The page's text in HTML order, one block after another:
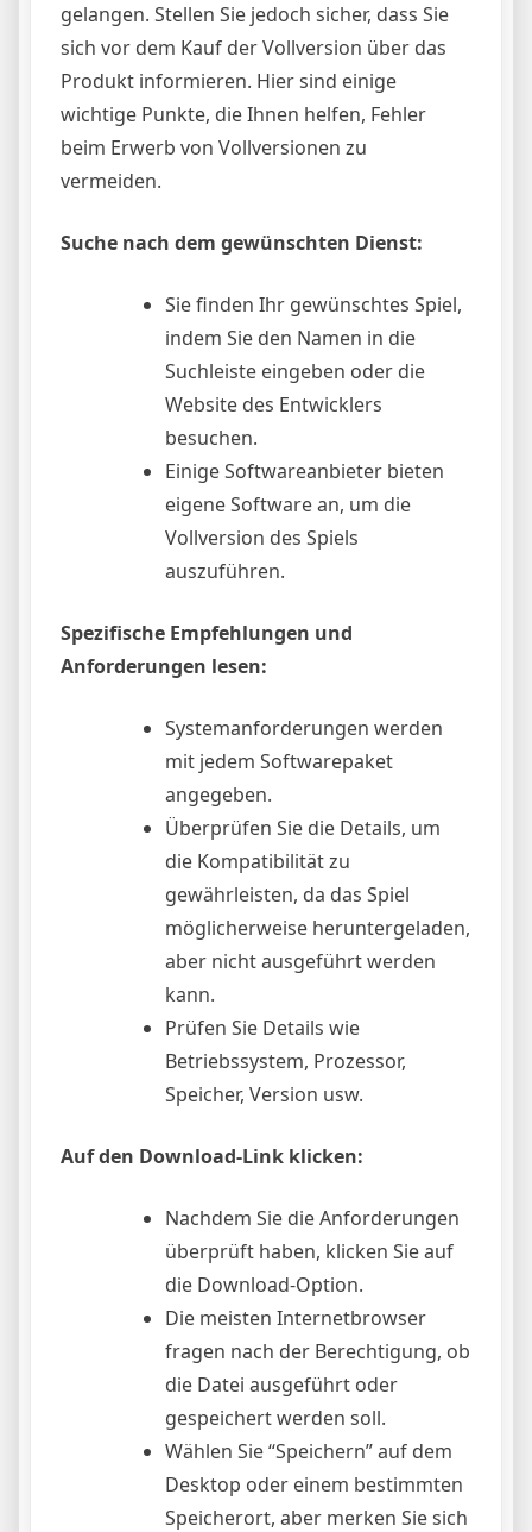
gelangen. Stellen Sie jedoch sicher, dass Sie
sich vor dem Kauf der Vollversion über das
Produkt informieren. Hier sind einige
wichtige Punkte, die Ihnen helfen, Fehler
beim Erwerb von Vollversionen zu
vermeiden.
Suche nach dem gewünschten Dienst:
Sie finden Ihr gewünschtes Spiel,
indem Sie den Namen in die
Suchleiste eingeben oder die
Website des Entwicklers
besuchen.
Einige Softwareanbieter bieten
eigene Software an, um die
Vollversion des Spiels
auszuführen.
Spezifische Empfehlungen und
Anforderungen lesen:
Systemanforderungen werden
mit jedem Softwarepaket
angegeben.
Überprüfen Sie die Details, um
die Kompatibilität zu
gewährleisten, da das Spiel
möglicherweise heruntergeladen,
aber nicht ausgeführt werden
kann.
Prüfen Sie Details wie
Betriebssystem, Prozessor,
Speicher, Version usw.
Auf den Download-Link klicken:
Nachdem Sie die Anforderungen
überprüft haben, klicken Sie auf
die Download-Option.
Die meisten Internetbrowser
fragen nach der Berechtigung, ob
die Datei ausgeführt oder
gespeichert werden soll.
Wählen Sie “Speichern” auf dem
Desktop oder einem bestimmten
Speicherort, aber merken Sie sich